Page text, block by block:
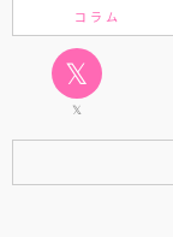
コラム
𝕏
𝕏